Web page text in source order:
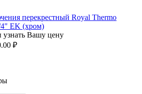
перекрестный Royal Thermo
EK (хром)
узнать Вашу цену
₽